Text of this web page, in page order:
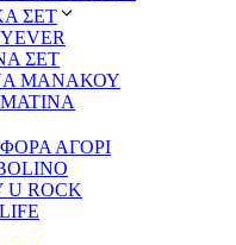
ΣΕΤ
ΣΕΤ
ΜΑΝΑΚΟΥ
ΑΓΟΡΙ
U ROCK